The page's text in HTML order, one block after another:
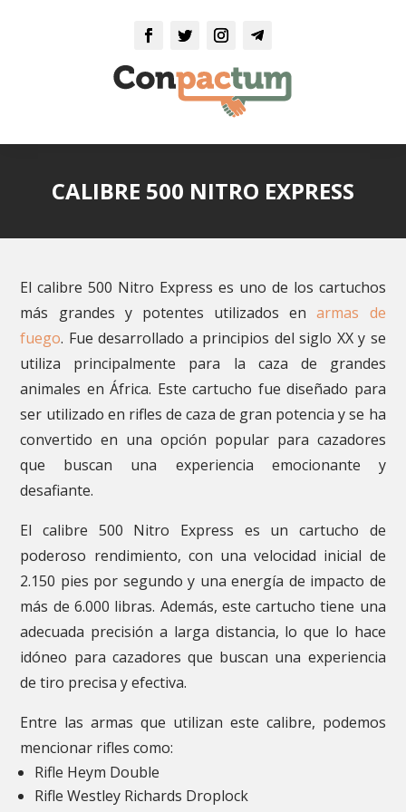
CALIBRE 500 NITRO EXPRESS
El calibre 500 Nitro Express es uno de los cartuchos
más grandes y potentes utilizados enarmas de
fuego. Fue desarrollado a principios del siglo XX y se
utiliza principalmente para la caza de grandes
animales en África. Este cartucho fue diseñado para
ser utilizado en rifles de caza de gran potencia y se ha
convertido en una opción popular para cazadores
que buscan una experiencia emocionante y
desafiante.
El calibre 500 Nitro Express es un cartucho de
poderoso rendimiento, con una velocidad inicial de
2.150 pies por segundo y una energía de impacto de
más de 6.000 libras. Además, este cartucho tiene una
adecuada precisión a larga distancia, lo que lo hace
idóneo para cazadores que buscan una experiencia
de tiro precisa y efectiva.
Entre las armas que utilizan este calibre, podemos
mencionar rifles como:
Rifle Heym Double
Rifle Westley Richards Droplock